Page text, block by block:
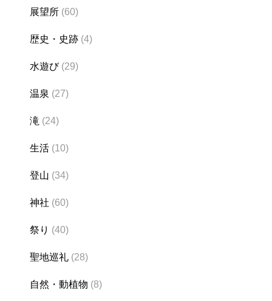
展望所 (60)
歴史・史跡 (4)
水遊び(29)
温泉 (27)
滝 (24)
生活 (10)
登山 (34)
神社 (60)
祭り (40)
聖地巡礼 (28)
自然・動植物 (8)